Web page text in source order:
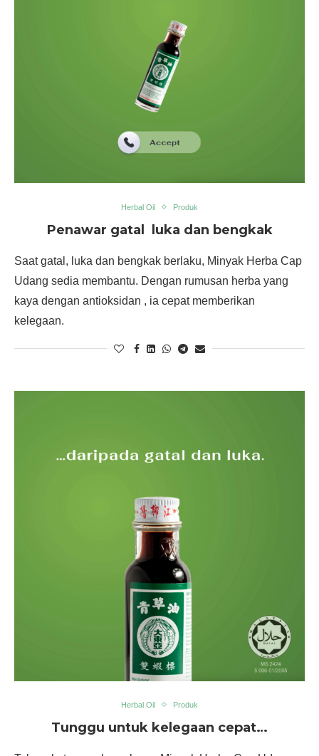
Herbal Oil Produk
Penawar gatal luka dan bengkak
Saat gatal, luka dan bengkak berlaku, Minyak Herba Cap
Udang sedia membantu. Dengan rumusan herba yang
kaya dengan antioksidan , ia cepat memberikan
kelegaan.
Herbal Oil Produk
Tunggu untuk kelegaan cepat…